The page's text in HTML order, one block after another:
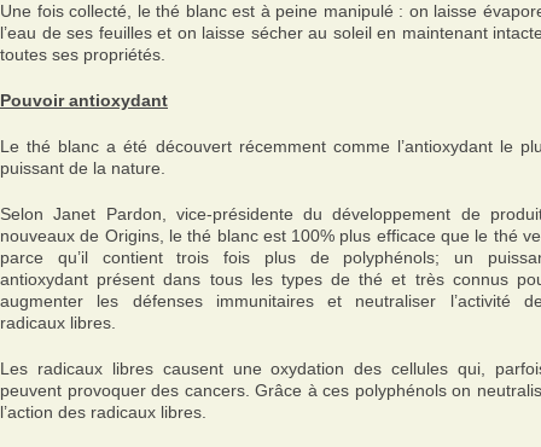
Une fois collecté, le thé blanc est à peine manipulé : on laisse
l’eau de ses feuilles et on laisse sécher au soleil en maintenant
toutes ses propriétés.
Pouvoir antioxydant
Le thé blanc a été découvert récemment comme l’antioxydant le
puissant de la nature.
Selon Janet Pardon, vice-présidente du développement de
nouveaux de Origins, le thé blanc est 100% plus efficace que le thé
parce qu’il contient trois fois plus de polyphénols; un
antioxydant présent dans tous les types de thé et très connus
augmenter les défenses immunitaires et neutraliser l’activité
radicaux libres.
Les radicaux libres causent une oxydation des cellules qui,
peuvent provoquer des cancers. Grâce à ces polyphénols on
l’action des radicaux libres.